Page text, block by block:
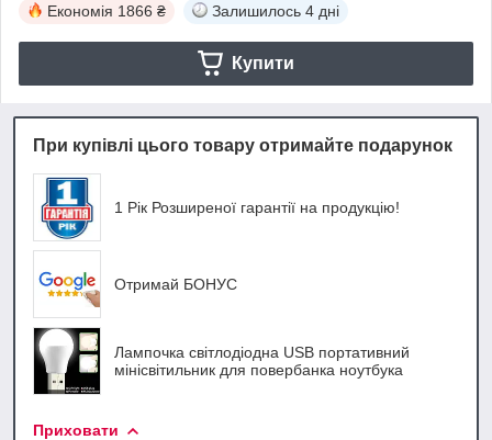
Економія 1866 ₴ Залишилось 4 дні
Купити
При купівлі цього товару отримайте подарунок
1 Рік Розширеної гарантії на продукцію!
Отримай БОНУС
Лампочка світлодіодна USB портативний
мінісвітильник для повербанка ноутбука
Приховати